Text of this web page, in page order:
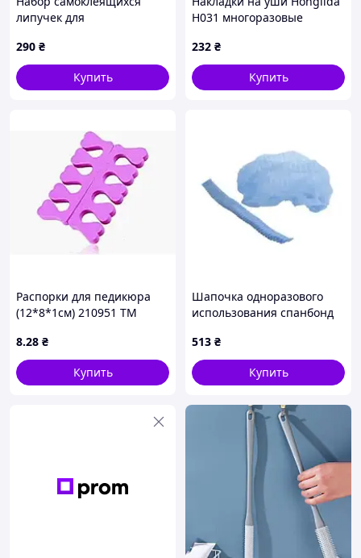
липучек для
использования, 20 пар (40
шт)
290 ₴
Купить
H031 многоразовые
ушей во время
окрашивания
косметических процедур
232 ₴
Купить
Распорки для педикюра
(12*8*1см) 210951 ТМ
8.28 ₴
Купить
Шапочка одноразового
использования спанбонд
shsov100b – 2 шт. Код/
Артикул shsov100b
513 ₴
Купить